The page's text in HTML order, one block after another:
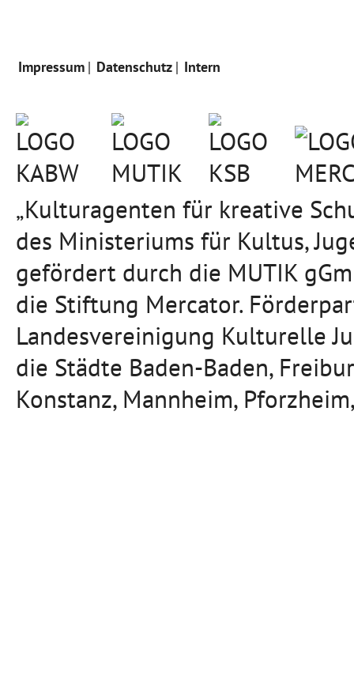
Impressum Datenschutz Intern
„Kulturagenten für kreative
des Ministeriums für Kultus,
gefördert durch die MUTIK
die Stiftung Mercator.
Landesvereinigung Kulturelle
die Städte Baden-Baden,
Konstanz, Mannheim,